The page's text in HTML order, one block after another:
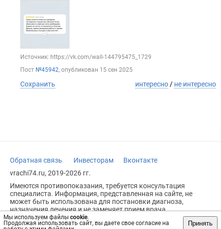
Мы используем файлы cookie.
Продолжая использовать сайт, вы даете свое согласие на
Принять
Источник: https://vk.com/wall-144795475_1729
Пост №45942, опубликован 15 сен 2025
Сохранить интересно / не интересно
Обратная связь Инвесторам
Вконтакте
vrachi74.ru, 2019-2026 гг.
Имеются противопоказания, требуется консультация
специалиста. Информация, представленная на сайте, не
может быть использована для постановки диагноза,
назначения лечения и не заменяет прием врача.
Возрастное ограничение: 18+